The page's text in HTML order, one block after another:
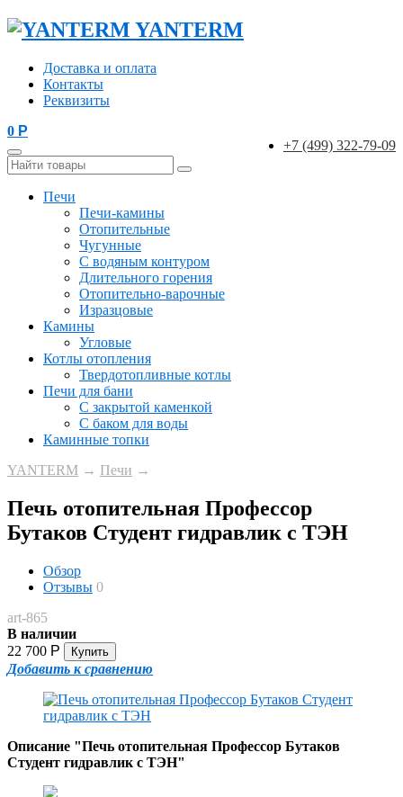
YANTERM
Доставка и оплата
Контакты
Реквизиты
+7 (499) 322-79-09
0 Р
Печи
Печи-камины
Отопительные
Чугунные
С водяным контуром
Длительного горения
Отопительно-варочные
Изразцовые
Камины
Угловые
Котлы отопления
Твердотопливные котлы
Печи для бани
С закрытой каменкой
С баком для воды
Каминные топки
YANTERM → Печи →
Печь отопительная Профессор
Бутаков Студент гидравлик с ТЭН
Обзор
Отзывы 0
art-865
В наличии
22 700 Р
Добавить к сравнению
Описание "Печь отопительная Профессор Бутаков
Студент гидравлик с ТЭН"